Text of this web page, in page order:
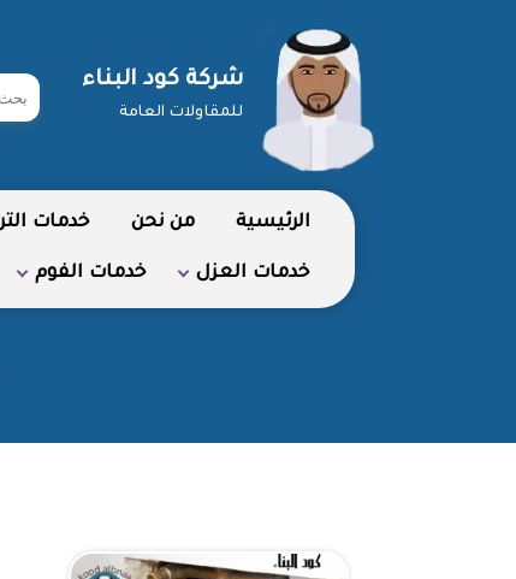
شركة كود البناء
للمقاولات العامة
ابحث
الرئيسية من نحن خدمات
خدمات العزل خدمات الفوم